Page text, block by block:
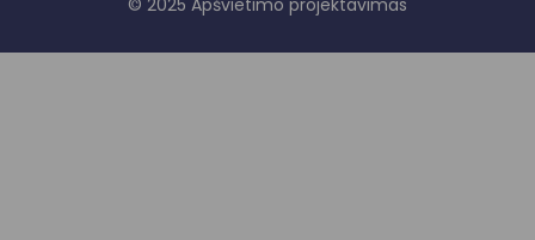
© 2025 Apšvietimo projektavimas